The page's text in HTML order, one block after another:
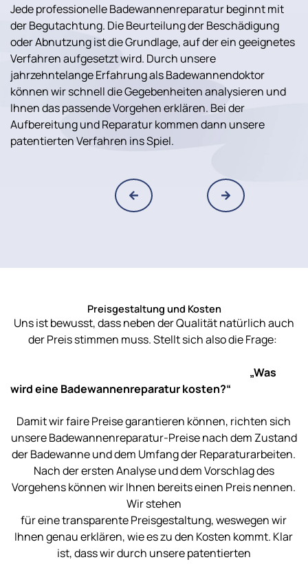
Jede professionelle Badewannenreparatur beginnt mit
der Begutachtung. Die Beurteilung der Beschädigung
oder Abnutzung ist die Grundlage, auf der ein geeignetes
Verfahren aufgesetzt wird. Durch unsere
jahrzehntelange Erfahrung als Badewannendoktor
können wir schnell die Gegebenheiten analysieren und
Ihnen das passende Vorgehen erklären. Bei der
Aufbereitung und Reparatur kommen dann unsere
patentierten Verfahren ins Spiel.
Preisgestaltung und Kosten
Uns ist bewusst, dass neben der Qualität natürlich auch
der Preis stimmen muss. Stellt sich also die Frage:
„Was
wird eine Badewannenreparatur kosten?“
Damit wir faire Preise garantieren können, richten sich
unsere Badewannenreparatur-Preise nach dem Zustand
der Badewanne und dem Umfang der Reparaturarbeiten.
Nach der ersten Analyse und dem Vorschlag des
Vorgehens können wir Ihnen bereits einen Preis nennen.
Wir stehen
für eine transparente Preisgestaltung, weswegen wir
Ihnen genau erklären, wie es zu den Kosten kommt. Klar
ist, dass wir durch unsere patentierten